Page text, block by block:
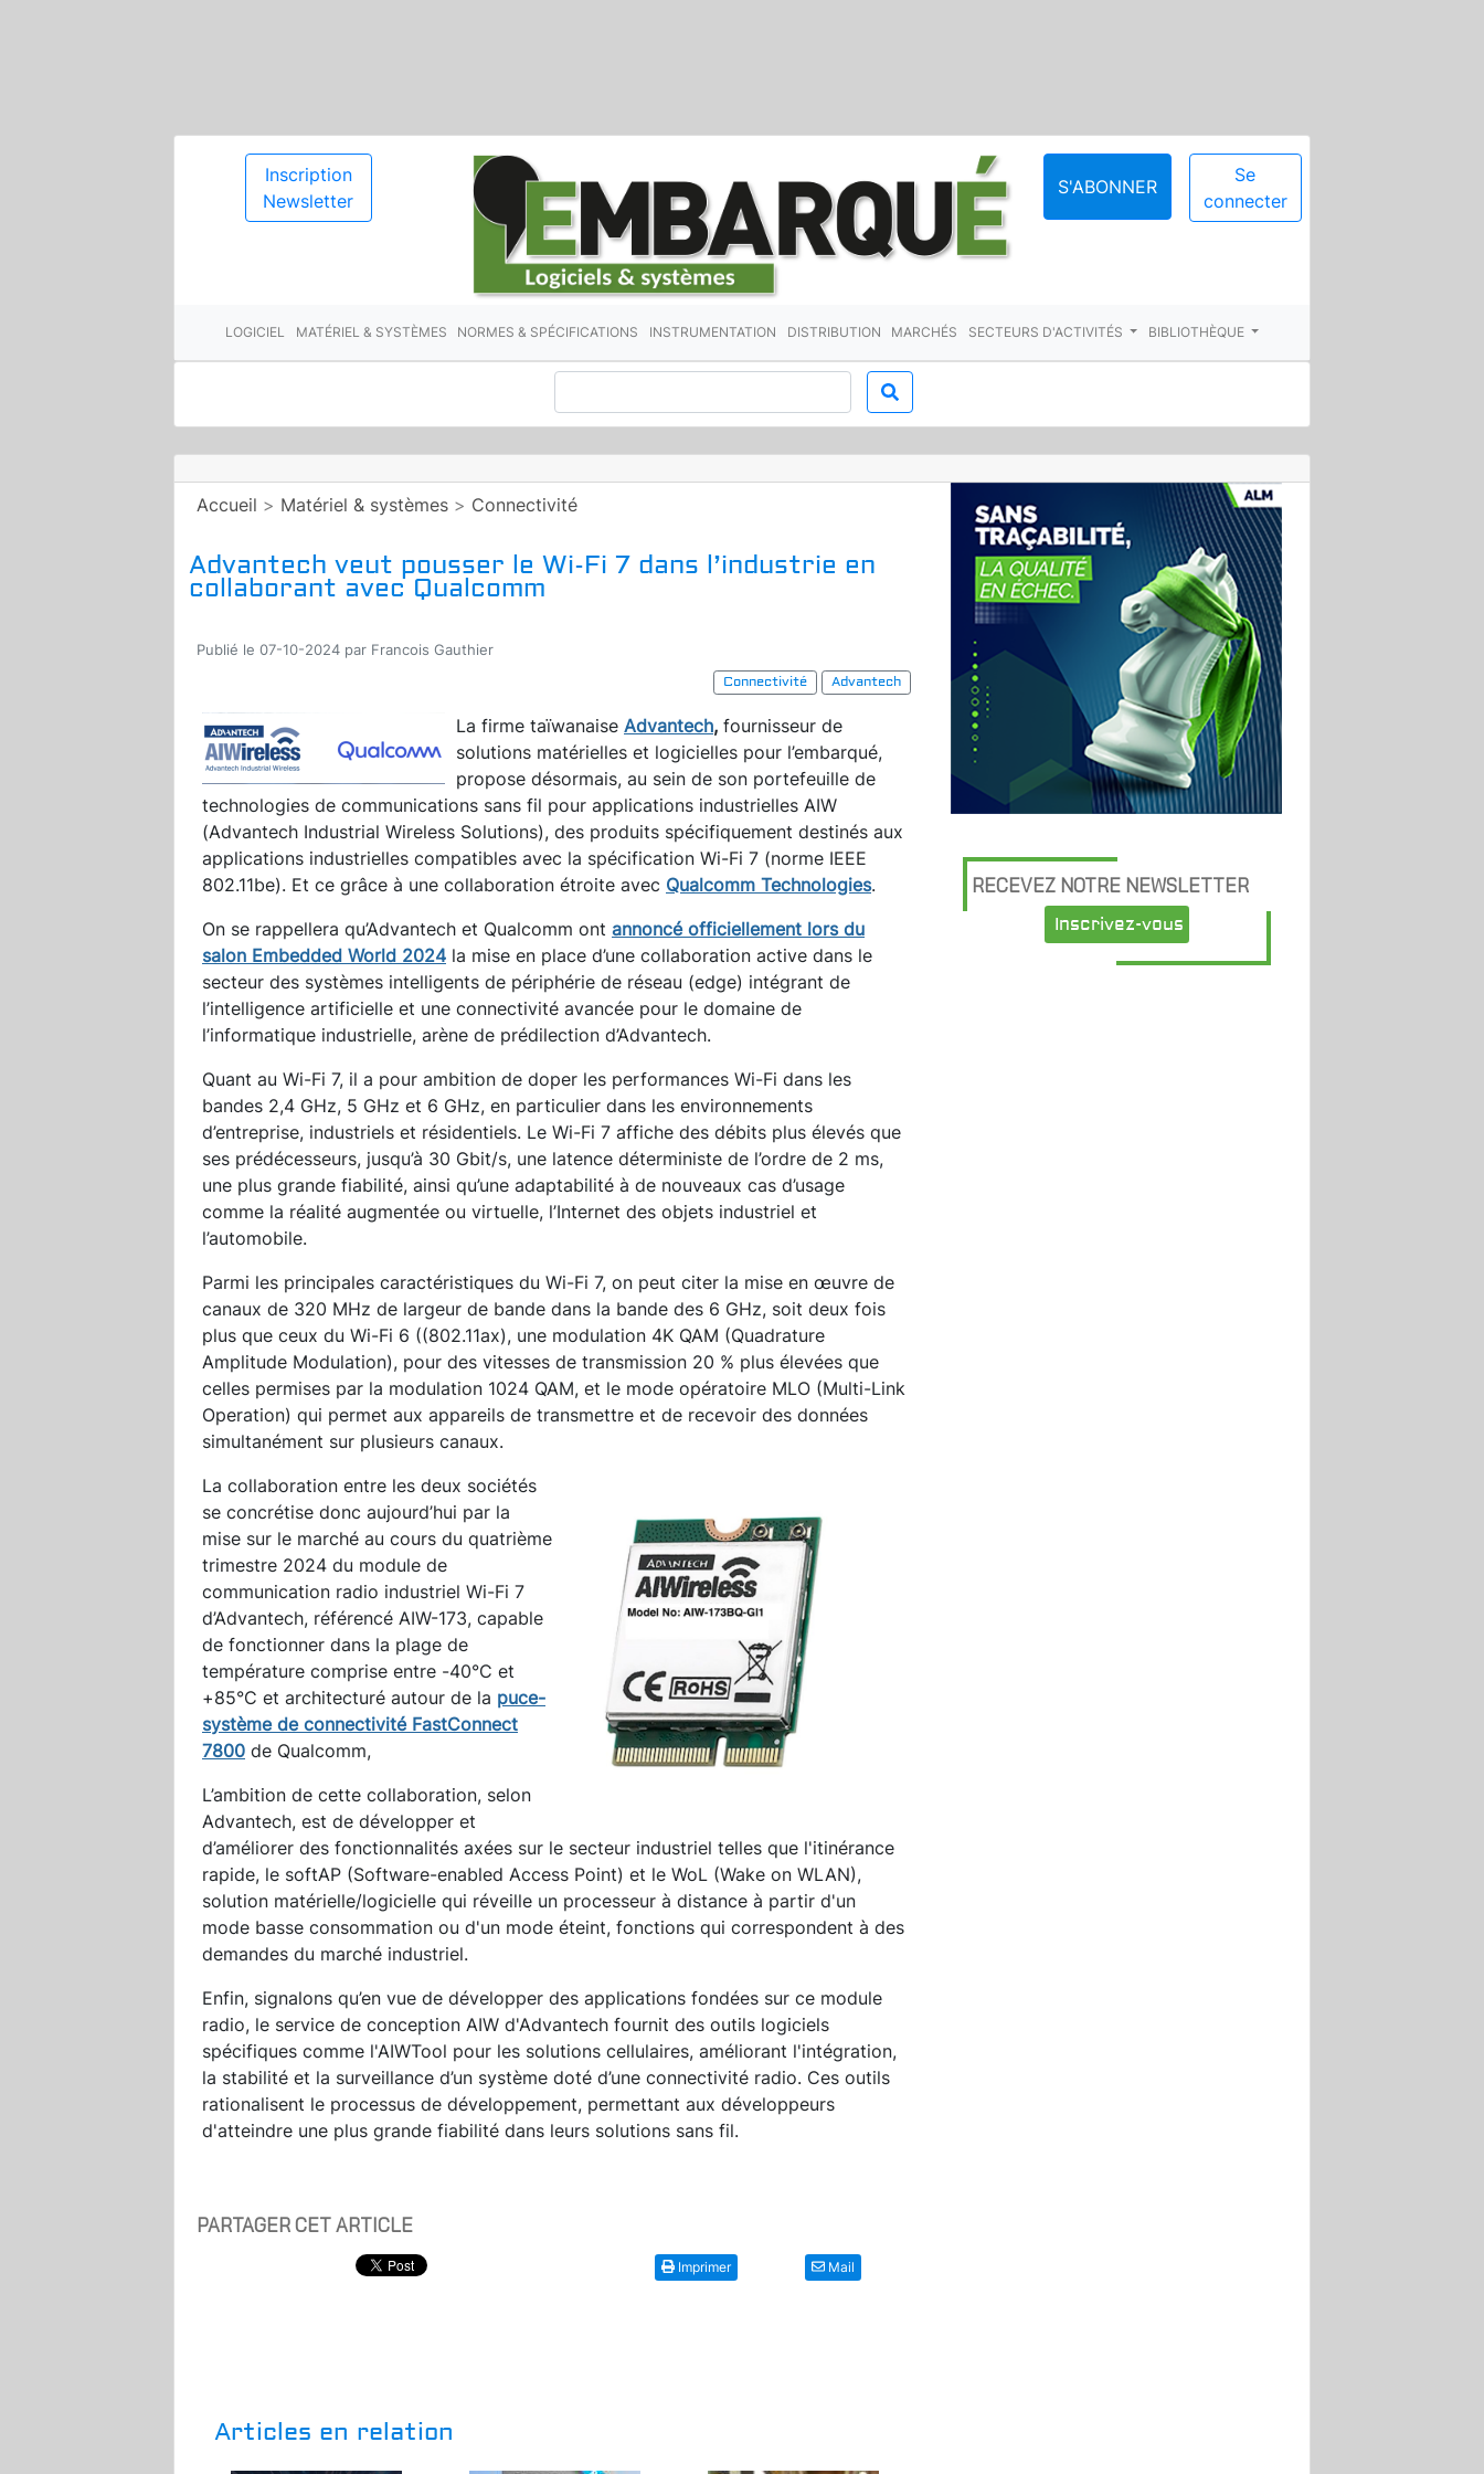
Inscription
Newsletter
S'ABONNER
Se
connecter
LOGICIEL MATÉRIEL & SYSTÈMES NORMES & SPÉCIFICATIONS INSTRUMENTATION DISTRIBUTION MARCHÉS SECTEURS D'ACTIVITÉS BIBLIOTHÈQUE
Accueil > Matériel & systèmes > Connectivité
Advantech veut pousser le Wi-Fi 7 dans l’industrie en
collaborant avec Qualcomm
Publié le 07-10-2024 par Francois Gauthier
Connectivité
Advantech
La firme taïwanaise Advantech, fournisseur de
solutions matérielles et logicielles pour l’embarqué,
propose désormais, au sein de son portefeuille de
technologies de communications sans fil pour applications industrielles AIW
(Advantech Industrial Wireless Solutions), des produits spécifiquement destinés aux
applications industrielles compatibles avec la spécification Wi-Fi 7 (norme IEEE
802.11be). Et ce grâce à une collaboration étroite avec Qualcomm Technologies.
On se rappellera qu’Advantech et Qualcomm ont annoncé officiellement lors du
salon Embedded World 2024 la mise en place d’une collaboration active dans le
secteur des systèmes intelligents de périphérie de réseau (edge) intégrant de
l’intelligence artificielle et une connectivité avancée pour le domaine de
l’informatique industrielle, arène de prédilection d’Advantech.
Quant au Wi-Fi 7, il a pour ambition de doper les performances Wi-Fi dans les
bandes 2,4 GHz, 5 GHz et 6 GHz, en particulier dans les environnements
d’entreprise, industriels et résidentiels. Le Wi-Fi 7 affiche des débits plus élevés que
ses prédécesseurs, jusqu’à 30 Gbit/s, une latence déterministe de l’ordre de 2 ms,
une plus grande fiabilité, ainsi qu’une adaptabilité à de nouveaux cas d’usage
comme la réalité augmentée ou virtuelle, l’Internet des objets industriel et
l’automobile.
Parmi les principales caractéristiques du Wi-Fi 7, on peut citer la mise en œuvre de
canaux de 320 MHz de largeur de bande dans la bande des 6 GHz, soit deux fois
plus que ceux du Wi-Fi 6 ((802.11ax), une modulation 4K QAM (Quadrature
Amplitude Modulation), pour des vitesses de transmission 20 % plus élevées que
celles permises par la modulation 1024 QAM, et le mode opératoire MLO (Multi-Link
Operation) qui permet aux appareils de transmettre et de recevoir des données
simultanément sur plusieurs canaux.
La collaboration entre les deux sociétés
se concrétise donc aujourd’hui par la
mise sur le marché au cours du quatrième
trimestre 2024 du module de
communication radio industriel Wi-Fi 7
d’Advantech, référencé AIW-173, capable
de fonctionner dans la plage de
température comprise entre -40°C et
+85°C et architecturé autour de la puce-
système de connectivité FastConnect
7800 de Qualcomm,
L’ambition de cette collaboration, selon
Advantech, est de développer et
d’améliorer des fonctionnalités axées sur le secteur industriel telles que l'itinérance
rapide, le softAP (Software-enabled Access Point) et le WoL (Wake on WLAN),
solution matérielle/logicielle qui réveille un processeur à distance à partir d'un
mode basse consommation ou d'un mode éteint, fonctions qui correspondent à des
demandes du marché industriel.
Enfin, signalons qu’en vue de développer des applications fondées sur ce module
radio, le service de conception AIW d'Advantech fournit des outils logiciels
spécifiques comme l'AIWTool pour les solutions cellulaires, améliorant l'intégration,
la stabilité et la surveillance d’un système doté d’une connectivité radio. Ces outils
rationalisent le processus de développement, permettant aux développeurs
d'atteindre une plus grande fiabilité dans leurs solutions sans fil.
PARTAGER CET ARTICLE
Imprimer Mail
Articles en relation
RECEVEZ NOTRE NEWSLETTER
Inscrivez-vous